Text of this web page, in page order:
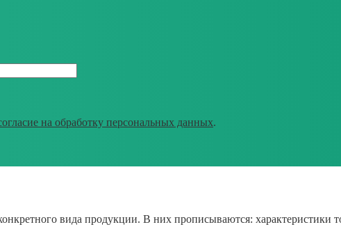
на обработку персональных данных.
вида продукции. В них прописываются: характеристики